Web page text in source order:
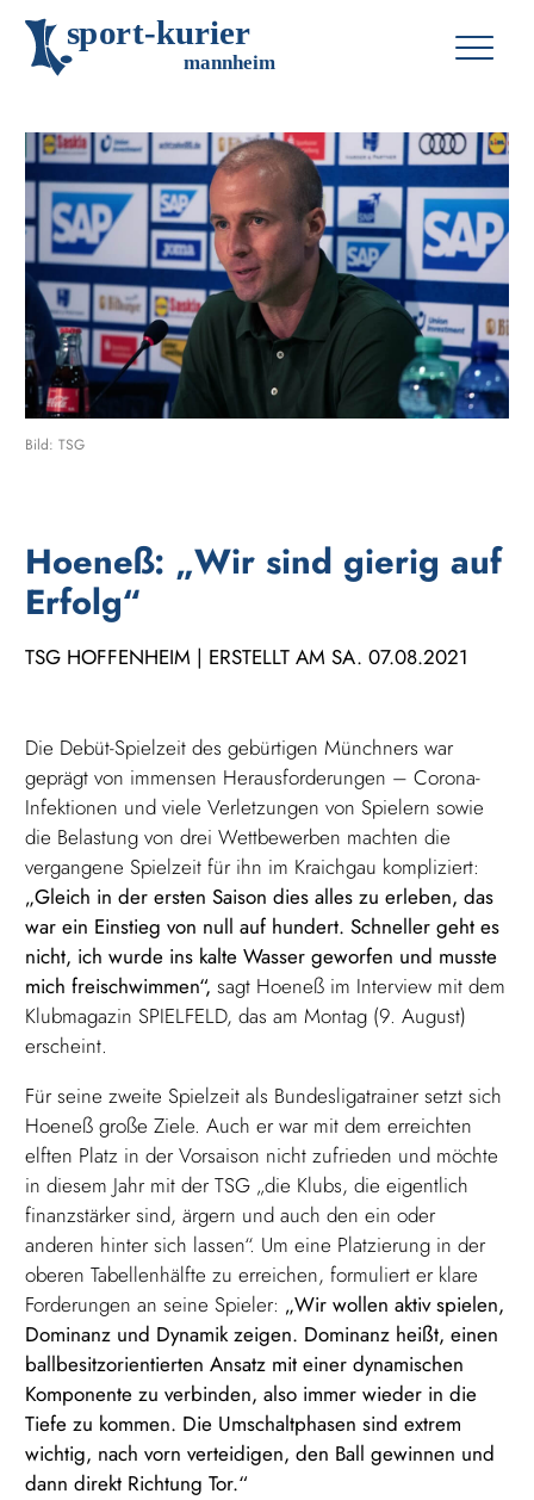
sport-kurier
mannheim
Bild: TSG
Hoeneß: „Wir sind gierig auf
Erfolg“
TSG HOFFENHEIM | ERSTELLT AM SA. 07.08.2021
Die Debüt-Spielzeit des gebürtigen Münchners war
geprägt von immensen Herausforderungen – Corona-
Infektionen und viele Verletzungen von Spielern sowie
die Belastung von drei Wettbewerben machten die
vergangene Spielzeit für ihn im Kraichgau kompliziert:
„Gleich in der ersten Saison dies alles zu erleben, das
war ein Einstieg von null auf hundert. Schneller geht es
nicht, ich wurde ins kalte Wasser geworfen und musste
mich freischwimmen“, sagt Hoeneß im Interview mit dem
Klubmagazin SPIELFELD, das am Montag (9. August)
erscheint.
Für seine zweite Spielzeit als Bundesligatrainer setzt sich
Hoeneß große Ziele. Auch er war mit dem erreichten
elften Platz in der Vorsaison nicht zufrieden und möchte
in diesem Jahr mit der TSG „die Klubs, die eigentlich
finanzstärker sind, ärgern und auch den ein oder
anderen hinter sich lassen“. Um eine Platzierung in der
oberen Tabellenhälfte zu erreichen, formuliert er klare
Forderungen an seine Spieler: „Wir wollen aktiv spielen,
Dominanz und Dynamik zeigen. Dominanz heißt, einen
ballbesitzorientierten Ansatz mit einer dynamischen
Komponente zu verbinden, also immer wieder in die
Tiefe zu kommen. Die Umschaltphasen sind extrem
wichtig, nach vorn verteidigen, den Ball gewinnen und
dann direkt Richtung Tor.“